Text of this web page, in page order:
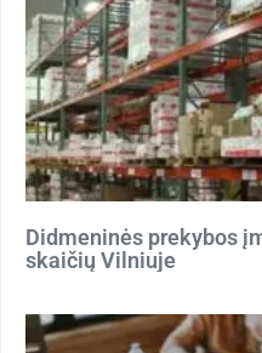
Didmeninės prekybos
skaičių Vilniuje